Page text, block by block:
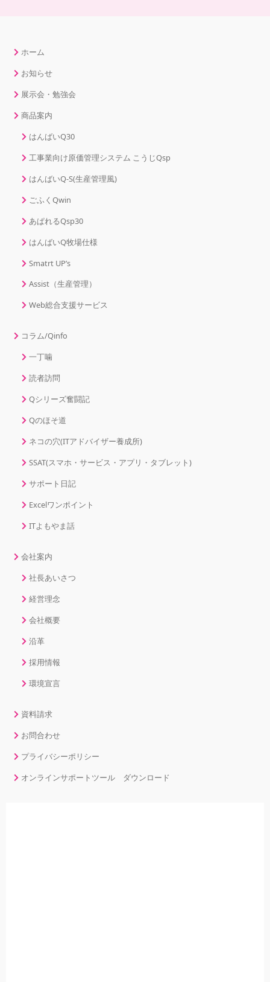
ホーム
お知らせ
展示会・勉強会
商品案内
はんばいQ30
工事業向け原価管理システム こうじQsp
はんばいQ-S(生産管理風)
ごふくQwin
あぱれるQsp30
はんばいQ牧場仕様
Smatrt UP’s
Assist（生産管理）
Web総合支援サービス
コラム/Qinfo
一丁噛
読者訪問
Qシリーズ奮闘記
Qのほそ道
ネコの穴(ITアドバイザー養成所)
SSAT(スマホ・サービス・アプリ・タブレット)
サポート日記
Excelワンポイント
ITよもやま話
会社案内
社長あいさつ
経営理念
会社概要
沿革
採用情報
環境宣言
資料請求
お問合わせ
プライバシーポリシー
オンラインサポートツール ダウンロード